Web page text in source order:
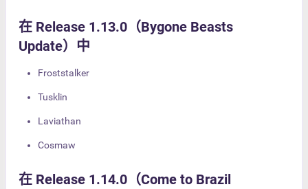
在 Release 1.13.0（Bygone Beasts
Update）中
Froststalker
Tusklin
Laviathan
Cosmaw
在 Release 1.14.0（Come to Brazil